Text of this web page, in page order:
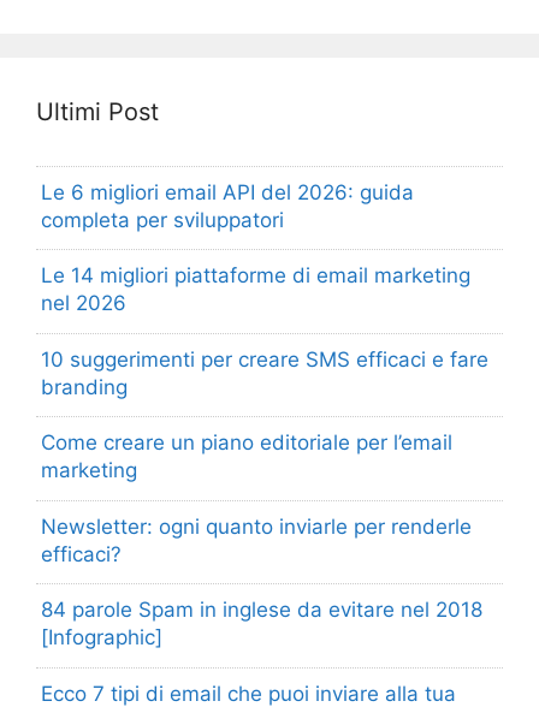
Ultimi Post
Le 6 migliori email API del 2026: guida
completa per sviluppatori
Le 14 migliori piattaforme di email marketing
nel 2026
10 suggerimenti per creare SMS efficaci e fare
branding
Come creare un piano editoriale per l’email
marketing
Newsletter: ogni quanto inviarle per renderle
efficaci?
84 parole Spam in inglese da evitare nel 2018
[Infographic]
Ecco 7 tipi di email che puoi inviare alla tua